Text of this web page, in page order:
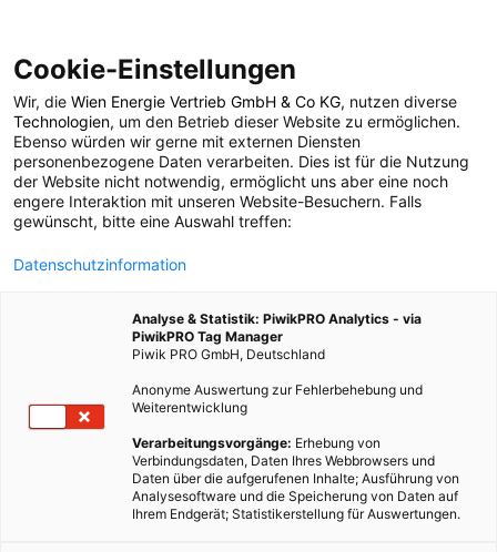
POSTS BY TAG
Eiskratzer
1 BEITRAG
Cookie-Einstellungen
Wir, die Wien Energie Vertrieb GmbH & Co KG, nutzen diverse
Technologien, um den Betrieb dieser Website zu ermöglichen.
Ebenso würden wir gerne mit externen Diensten
personenbezogene Daten verarbeiten. Dies ist für die Nutzung
der Website nicht notwendig, ermöglicht uns aber eine noch
engere Interaktion mit unseren Website-Besuchern. Falls
gewünscht, bitte eine Auswahl treffen:
Datenschutzinformation
Analyse & Statistik: PiwikPRO Analytics - via
PiwikPRO Tag Manager
Piwik PRO GmbH, Deutschland
Anonyme Auswertung zur Fehlerbehebung und
Weiterentwicklung
Verarbeitungsvorgänge: Erhebung von
Verbindungsdaten, Daten Ihres Webbrowsers und
Daten über die aufgerufenen Inhalte; Ausführung von
Analysesoftware und die Speicherung von Daten auf
Ihrem Endgerät; Statistikerstellung für Auswertungen.